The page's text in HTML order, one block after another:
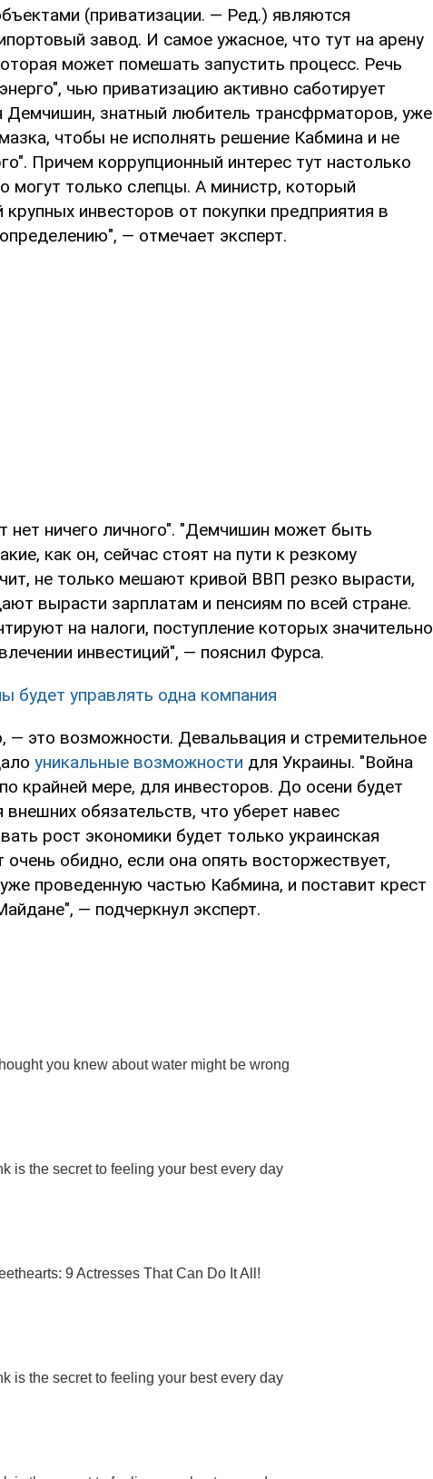
(приватизации. — Ред.) являются
завод. И самое ужасное, что тут на арену
может помешать запустить процесс. Речь
чью приватизацию активно саботирует
Демчишин, знатный любитель трансфрматоров, уже
чтобы не исполнять решение Кабмина и не
Причем коррупционный интерес тут настолько
могут только слепцы. А министр, который
инвесторов от покупки предприятия в
— отмечает эксперт.
нет ничего личного". "Демчишин может быть
как он, сейчас стоят на пути к резкому
не только мешают кривой ВВП резко вырасти,
вырасти зарплатам и пенсиям по всей стране.
на налоги, поступление которых значительно
инвестиций", — пояснил Фурса.
будет управлять одна компания
— это возможности. Девальвация и стремительное
уникальные возможности для Украины. "Война
крайней мере, для инвесторов. До осени будет
обязательств, что уберет навес
рост экономики будет только украинская
обидно, если она опять восторжествует,
проведенную частью Кабмина, и поставит крест
— подчеркнул эксперт.